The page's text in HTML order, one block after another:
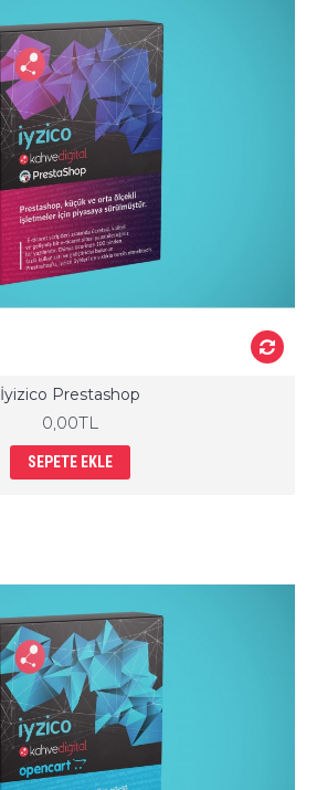
İyizico Prestashop
0,00TL
SEPETE EKLE